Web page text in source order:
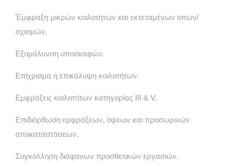
Έμφραξη μικρών κοιλοτήτων και εκτεταμένων οπών/
σχισμών.
Εξομάλυνση υποσκαφών.
Επίχρισμα ή επικάλυψη κοιλοτήτων.
Εμφράξεις κοιλοτήτων κατηγορίας III & V.
Επιδιόρθωση εμφράξεων, όψεων και προσωρινών
αποκαταστάσεων.
Συγκόλληση διάφανων προσθετικών εργασιών.